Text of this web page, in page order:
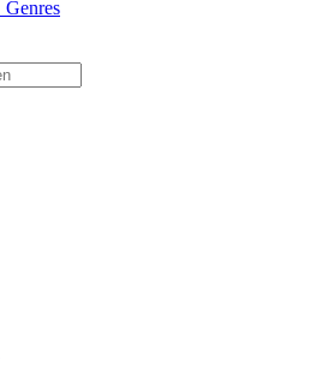
Genres